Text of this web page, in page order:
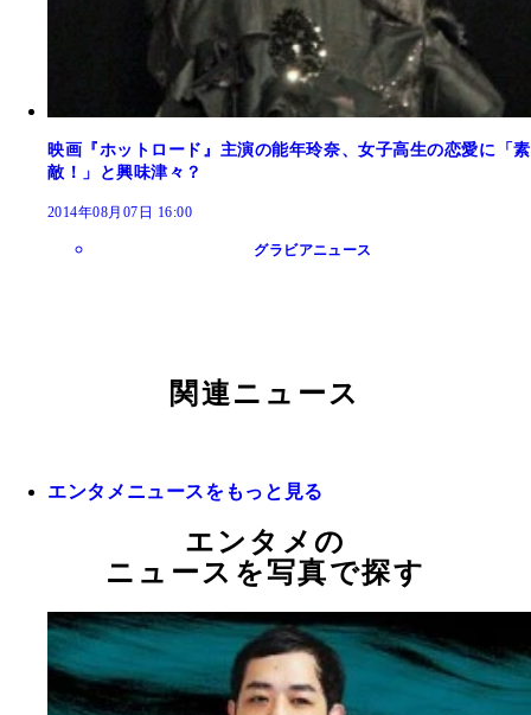
映画『ホットロード』主演の能年玲奈、女子高生の恋愛に「素
敵！」と興味津々？
2014年08月07日 16:00
グラビアニュース
関連ニュース
エンタメニュースをもっと見る
エンタメの
ニュースを写真で探す